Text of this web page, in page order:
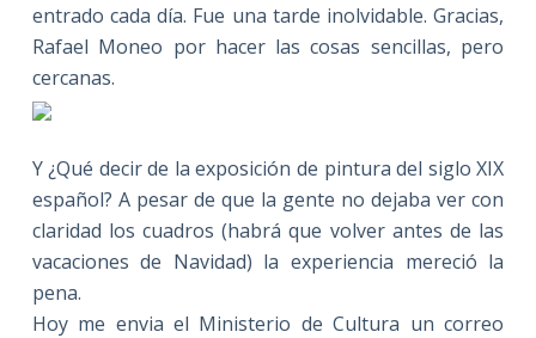
entrado cada día. Fue una tarde inolvidable. Gracias,
Rafael Moneo por hacer las cosas sencillas, pero
cercanas.
Y ¿Qué decir de la exposición de pintura del siglo XIX
español? A pesar de que la gente no dejaba ver con
claridad los cuadros (habrá que volver antes de las
vacaciones de Navidad) la experiencia mereció la
pena.
Hoy me envia el Ministerio de Cultura un correo